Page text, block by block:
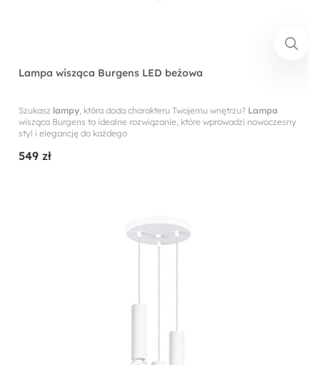
Lampa wisząca Burgens LED beżowa
Szukasz lampy, która doda charakteru Twojemu wnętrzu? Lampa
wisząca Burgens to idealne rozwiązanie, które wprowadzi nowoczesny
styl i elegancję do każdego
549 zł